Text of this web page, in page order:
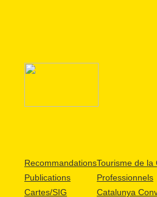
Recommandations
Publications
Cartes/SIG
Tourisme de la
Professionnels
Catalunya